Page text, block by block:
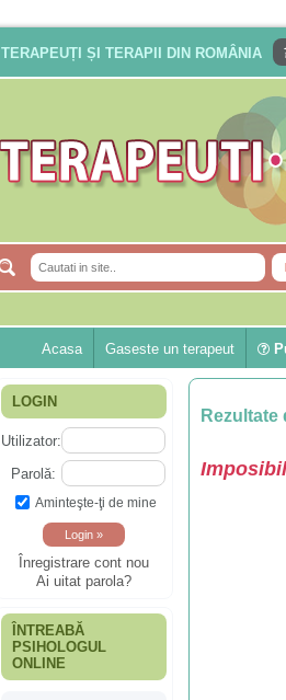
TERAPEUȚI ȘI TERAPII DIN ROMÂNIA
Acasa Gaseste un terapeut
LOGIN
Utilizator:
Parolă:
Aminteşte-ţi de mine
Înregistrare cont nou
Ai uitat parola?
ÎNTREABĂ
PSIHOLOGUL
ONLINE
Rezultate